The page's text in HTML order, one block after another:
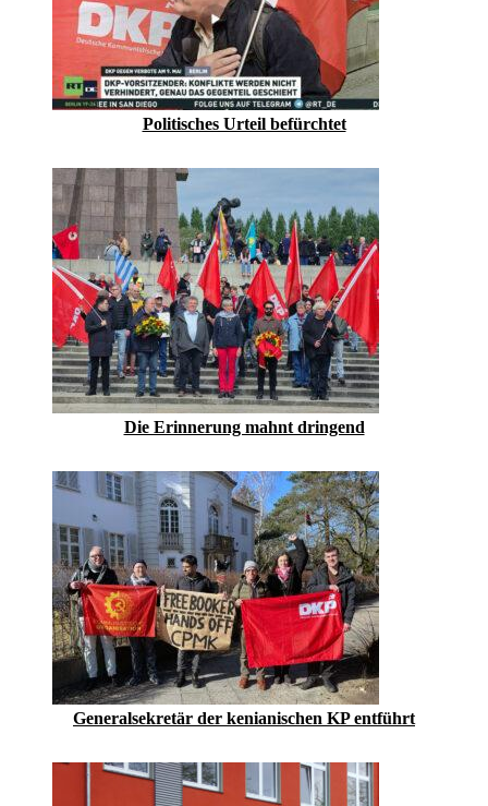
Politisches Urteil befürchtet
Die Erinnerung mahnt dringend
Generalsekretär der kenianischen KP entführt